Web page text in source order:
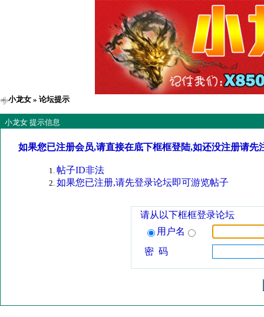
小龙女 » 论坛提示
小龙女 提示信息
如果您已注册会员,请直接在底下框框登陆,如还没注册请先
帖子ID非法
如果您已注册,请先登录论坛即可游览帖子
请从以下框框登录论坛
用户名
密 码